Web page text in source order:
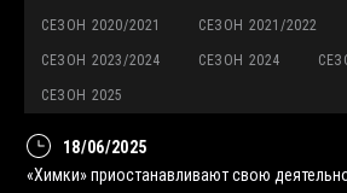
СЕЗОН 2020/2021 СЕЗОН 2021/2022
СЕЗОН 2023/2024 СЕЗОН 2024
СЕЗОН 2025
18/06/2025
«Химки» приостанавливают свою